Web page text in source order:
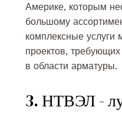
Америке, которым
большому
комплексные услуги
проектов,
в области арматуры.
3. НТВЭЛ -